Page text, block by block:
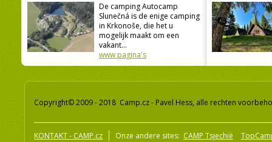
De camping Autocamp
Slunečná is de enige camping
in Krkonoše, die het u
mogelijk maakt om een
vakant...
www pagina's
Copyright© 2009 - 2018 Camp.cz - Pavel Hess, alle rechten
KONTAKT - CAMP.cz Onze andere sites: CAMP Tsjechië